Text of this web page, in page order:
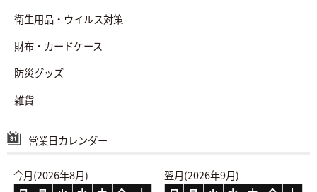
衛生用品・ウイルス対策
財布・カードケース
防災グッズ
雑貨
営業日カレンダー
今月(2026年8月)
翌月(2026年9月)